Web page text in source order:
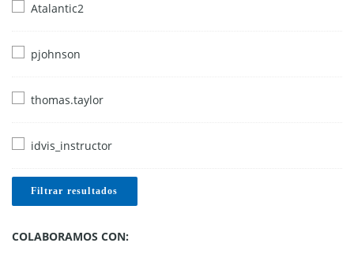
Atalantic2
pjohnson
thomas.taylor
idvis_instructor
Filtrar resultados
COLABORAMOS CON: